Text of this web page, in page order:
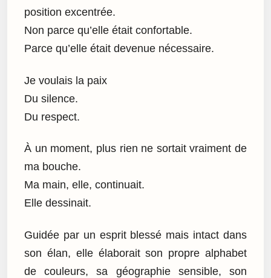
position excentrée.
Non parce qu’elle était confortable.
Parce qu’elle était devenue nécessaire.
Je voulais la paix
Du silence.
Du respect.
À un moment, plus rien ne sortait vraiment de
ma bouche.
Ma main, elle, continuait.
Elle dessinait.
Guidée par un esprit blessé mais intact dans
son élan, elle élaborait son propre alphabet
de couleurs, sa géographie sensible, son